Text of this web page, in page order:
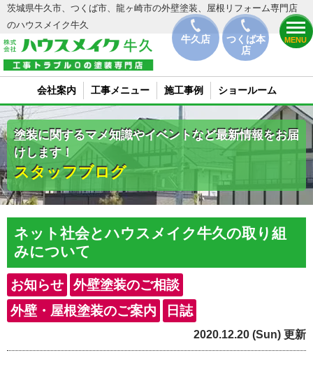
牛久店
つくば本
店
MENU
茨城県牛久市、つくば市、龍ヶ崎市の外壁塗装、屋根リフォーム専門店
のハウスメイク牛久
会社案内 工事メニュー 施工事例 ショールーム
塗装に関するマメ知識やイベントなど最新情報をお届
けします！
スタッフブログ
ネット社会とハウスメイク牛久の取り組
みについて
お知らせ
外壁塗装のご相談
外壁・屋根塗装のご案内
日誌
2020.12.20 (Sun) 更新